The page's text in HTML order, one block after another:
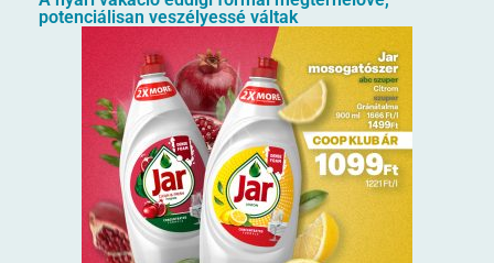
potenciálisan veszélyessé váltak